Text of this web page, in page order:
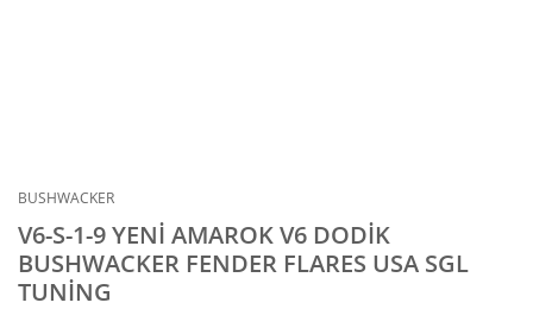
BUSHWACKER
V6-S-1-9 YENİ AMAROK V6 DODİK
BUSHWACKER FENDER FLARES USA SGL
TUNİNG